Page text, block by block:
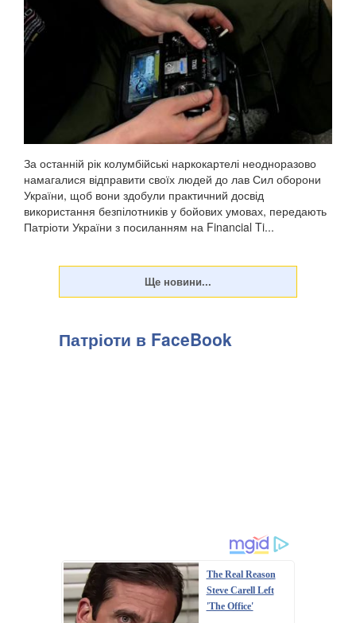
За останній рік колумбійські наркокартелі неодноразово
намагалися відправити своїх людей до лав Сил оборони
України, щоб вони здобули практичний досвід
використання безпілотників у бойових умовах, передають
Патріоти України з посиланням на Financial Ti...
Патріоти в FaceBook
The Real Reason
Steve Carell Left
'The Office'